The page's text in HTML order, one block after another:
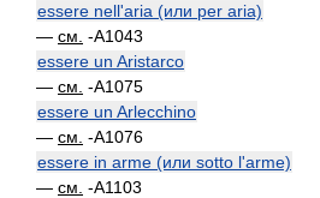
essere nell'aria (или per aria)
— см. -A1043
essere un Aristarco
— см. -A1075
essere un Arlecchino
— см. -A1076
essere in arme (или sotto l'arme)
— см. -A1103